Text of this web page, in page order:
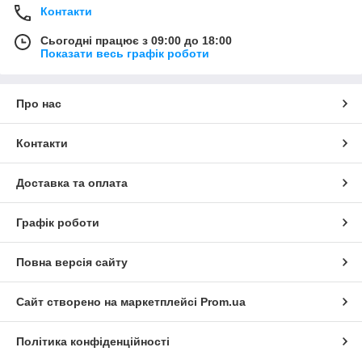
Контакти
Сьогодні працює з 09:00 до 18:00
Показати весь графік роботи
Про нас
Контакти
Доставка та оплата
Графік роботи
Повна версія сайту
Сайт створено на маркетплейсі Prom.ua
Політика конфіденційності